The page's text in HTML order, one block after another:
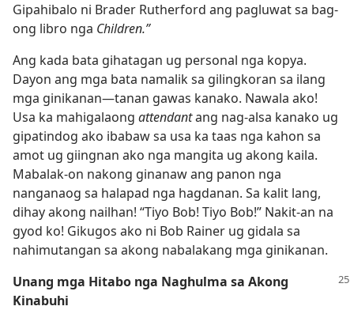
Gipahibalo ni Brader Rutherford ang pagluwat sa bag-
ong libro nga Children.”
Ang kada bata gihatagan ug personal nga kopya.
Dayon ang mga bata namalik sa gilingkoran sa ilang
mga ginikanan—tanan gawas kanako. Nawala ako!
Usa ka mahigalaong attendantang nag-alsa kanako ug
gipatindog ako ibabaw sa usa ka taas nga kahon sa
amot ug giingnan ako nga mangita ug akong kaila.
Mabalak-on nakong ginanaw ang panon nga
nanganaog sa halapad nga hagdanan. Sa kalit lang,
dihay akong nailhan! “Tiyo Bob! Tiyo Bob!” Nakit-an na
gyod ko! Gikugos ako ni Bob Rainer ug gidala sa
nahimutangan sa akong nabalakang mga ginikanan.
Unang mga Hitabo nga Naghulma sa Akong
Kinabuhi